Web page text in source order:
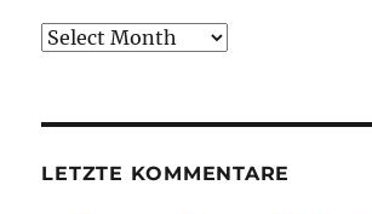
Archive
LETZTE KOMMENTARE